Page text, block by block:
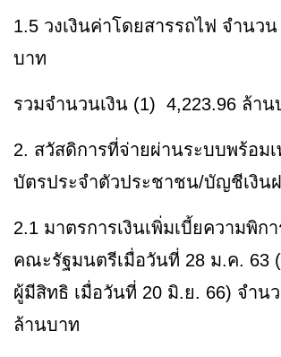
1.5 วงเงินค่าโดยสารรถไฟ จำนว
บาท
รวมจำนวนเงิน (1) 4,223.96 ล้าน
2. สวัสดิการที่จ่ายผ่านระบบพร้อมเ
บัตรประจำตัวประชาชน/บัญชีเงิน
2.1 มาตรการเงินเพิ่มเบี้ยความพิก
คณะรัฐมนตรีเมื่อวันที่ 28 ม.ค. 63
ผู้มีสิทธิ เมื่อวันที่ 20 มิ.ย. 66) จำน
ล้านบาท